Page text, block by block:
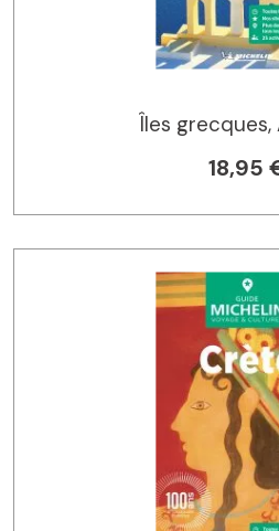
Îles grecques,
18,95